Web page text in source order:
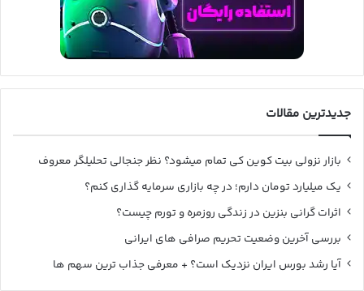
جدیدترین مقالات
بازار نزولی بیت کوین کی تمام میشود؟ نظر جنجالی تحلیلگر معروف
یک میلیارد تومان دارم؛ در چه بازاری سرمایه گذاری کنم؟
اثرات گرانی بنزین در زندگی روزمره و تورم چیست؟
بررسی آخرین وضعیت تحریم صرافی های ایرانی
آیا رشد بورس ایران نزدیک است؟ + معرفی جذاب ترین سهم ها